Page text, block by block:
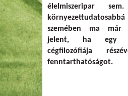
élelmiszeripar
szemében ma már
jelent, ha egy
cégfilozófiája
fenntarthatóságot.